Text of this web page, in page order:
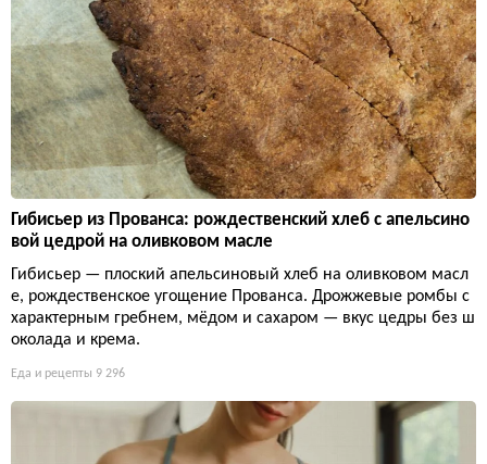
Гибисьер из Прованса: рождественский хлеб с апельсино
вой цедрой на оливковом масле
Гибисьер — плоский апельсиновый хлеб на оливковом масл
е, рождественское угощение Прованса. Дрожжевые ромбы с
характерным гребнем, мёдом и сахаром — вкус цедры без ш
околада и крема.
Еда и рецепты 9 296